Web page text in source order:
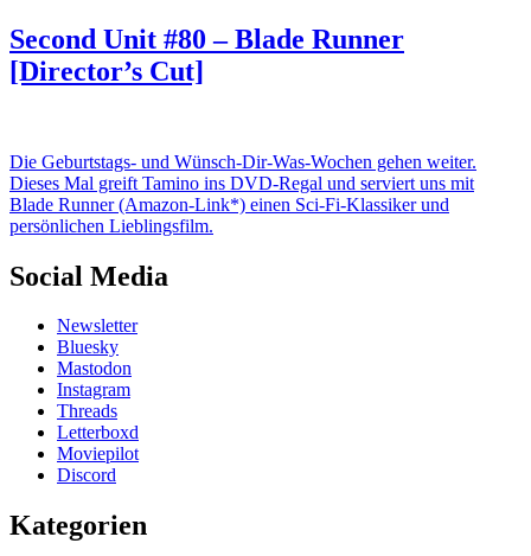
Second Unit #80 – Blade Runner
[Director’s Cut]
Die Geburtstags- und Wünsch-Dir-Was-Wochen gehen weiter.
Dieses Mal greift Tamino ins DVD-Regal und serviert uns mit
Blade Runner (Amazon-Link*) einen Sci-Fi-Klassiker und
persönlichen Lieblingsfilm.
Social Media
Newsletter
Bluesky
Mastodon
Instagram
Threads
Letterboxd
Moviepilot
Discord
Kategorien